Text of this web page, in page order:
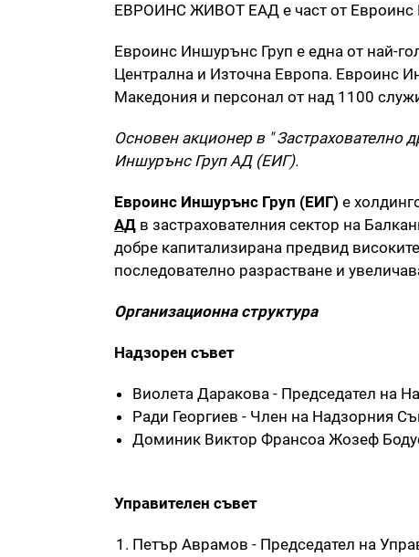
ЕВРОИНС ЖИВОТ ЕАД е част от Евроинс
Евроинс Иншурънс Груп е една от най-
Централна и Източна Европа. Евроинс
Македония и персонал от над 1100
Основен акционер в "
Иншурънс Груп АД (ЕИГ).
Евроинс Иншурънс Груп (ЕИГ) е
АД в застрахователния сектор на
добре капитализирана предвид
последователно разрастване и
Организационна структура
Надзорен съвет
Виолета Даракова - Председател на
Ради Георгиев - Член на Надзорния
Доминик Виктор Франсоа Жозеф
Управителен съвет
Петър Аврамов - Председател на